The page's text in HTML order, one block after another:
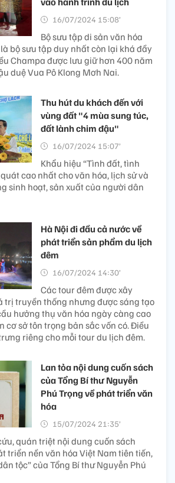
16/07/2024 15:08’
Bộ sưu tập di sản văn hóa
bộ sưu tập duy nhất còn lại khá đầy
Champa được lưu giữ hơn 400 năm
duệ Vua Pô Klong Mơh Nai.
Thu hút du khách đến với
vùng đất "4 mùa sung túc,
đất lành chim đậu"
16/07/2024 15:07’
Khẩu hiệu “Tình đất, tình
cao nhất cho văn hóa, lịch sử và
sinh hoạt, sản xuất của người dân
Hà Nội đi đầu cả nước về
phát triển sản phẩm du lịch
đêm
16/07/2024 14:30’
Các tour đêm được xây
trị truyền thống nhưng được sáng tạo
hưởng thụ văn hóa ngày càng cao
cơ sở tôn trọng bản sắc vốn có. Điều
riêng cho mỗi tour du lịch đêm.
Lan tỏa nội dung cuốn sách
của Tổng Bí thư Nguyễn
Phú Trọng về phát triển văn
hóa
15/07/2024 21:35’
quán triệt nội dung cuốn sách
triển nền văn hóa Việt Nam tiên tiến,
tộc” của Tổng Bí thư Nguyễn Phú